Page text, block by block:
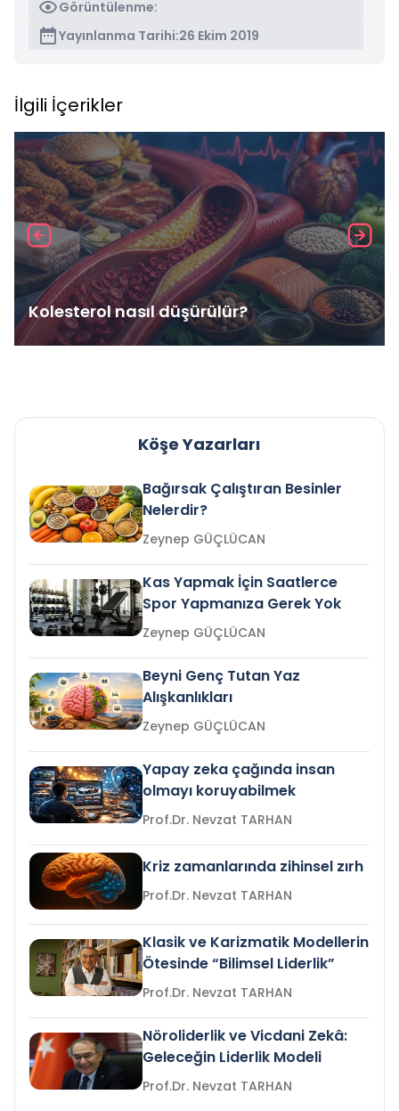
Görüntülenme:
Yayınlanma Tarihi:26 Ekim 2019
İlgili İçerikler
Kolesterol nasıl düşürülür?
Köşe Yazarları
Bağırsak Çalıştıran Besinler
Nelerdir?
Zeynep GÜÇLÜCAN
Kas Yapmak İçin Saatlerce
Spor Yapmanıza Gerek Yok
Zeynep GÜÇLÜCAN
Beyni Genç Tutan Yaz
Alışkanlıkları
Zeynep GÜÇLÜCAN
Yapay zeka çağında insan
olmayı koruyabilmek
Prof.Dr. Nevzat TARHAN
Kriz zamanlarında zihinsel zırh
Prof.Dr. Nevzat TARHAN
Klasik ve Karizmatik Modellerin
Ötesinde “Bilimsel Liderlik”
Prof.Dr. Nevzat TARHAN
Nöroliderlik ve Vicdani Zekâ:
Geleceğin Liderlik Modeli
Prof.Dr. Nevzat TARHAN